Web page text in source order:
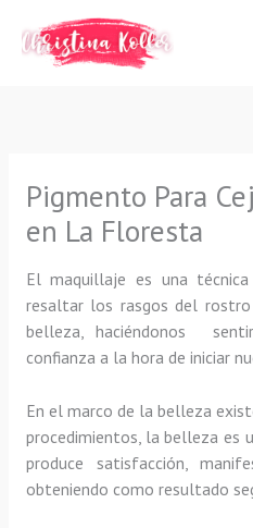
contenido
Pigmento Para
en La Floresta
El maquillaje es una
resaltar los rasgos del rostro
belleza, haciéndonos
confianza a la hora de iniciar
En el marco de la belleza
procedimientos, la belleza es
produce satisfacción,
obteniendo como resultado